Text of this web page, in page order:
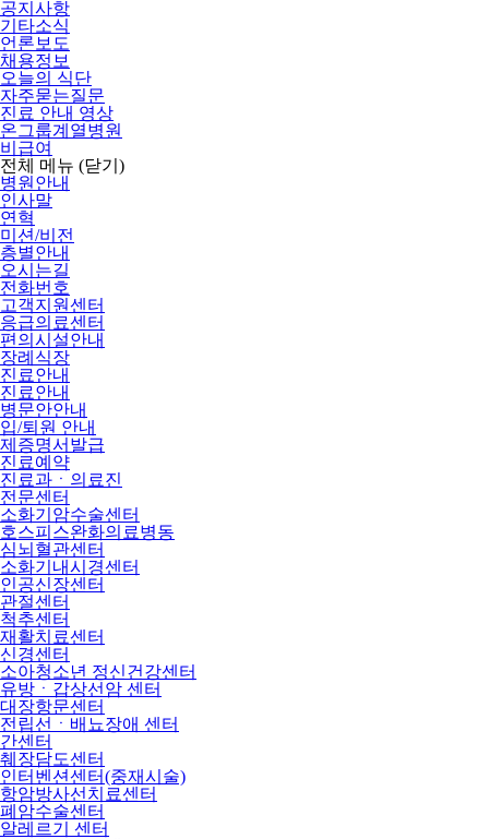
공지사항
기타소식
언론보도
채용정보
오늘의 식단
자주묻는질문
진료 안내 영상
온그룹계열병원
비급여
전체 메뉴 (닫기)
병원안내
인사말
연혁
미션/비전
층별안내
오시는길
전화번호
고객지원센터
응급의료센터
편의시설안내
장례식장
진료안내
진료안내
병문안안내
입/퇴원 안내
제증명서발급
진료예약
진료과ㆍ의료진
전문센터
소화기암수술센터
호스피스완화의료병동
심뇌혈관센터
소화기내시경센터
인공신장센터
관절센터
척추센터
재활치료센터
신경센터
소아청소년 정신건강센터
유방ㆍ갑상선암 센터
대장항문센터
전립선ㆍ배뇨장애 센터
간센터
췌장담도센터
인터벤션센터(중재시술)
항암방사선치료센터
폐암수술센터
알레르기 센터